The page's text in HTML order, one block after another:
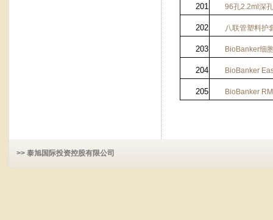
201 96孔2.2ml 深
202 八联管塑料护
203 BioBanker细
204 BioBanker
205 BioBanker RM
>> 泰旭国际投资控股有限公司